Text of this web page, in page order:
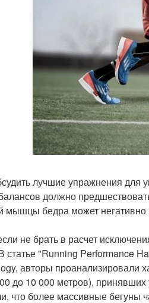
лучшие упражнения для
должно
бедра может негативно
не брать в расчет
статье "Running Performance
авторы проанализировали
до 10 000 метров),
что более массивные бегуны